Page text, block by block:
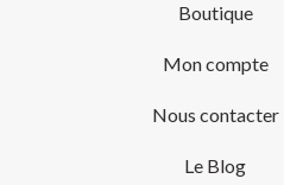
Boutique
Mon compte
Nous contacter
Le Blog